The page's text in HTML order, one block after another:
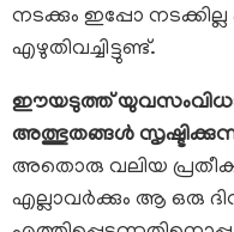
നടക്കും ഇപ്പോ
എഴുതിവച്ചിട്ടുണ്ട്.
ഈയടുത്ത്
അത്ഭുതങ്ങൾ
അതൊരു വലിയ
എല്ലാവർക്കും ആ ഒരു